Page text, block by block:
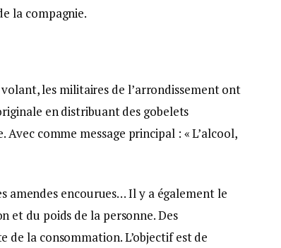
la compagnie.
les militaires de l’arrondissement ont
en distribuant des gobelets
comme message principal : « L’alcool,
amendes encourues… Il y a également le
du poids de la personne. Des
la consommation. L’objectif est de